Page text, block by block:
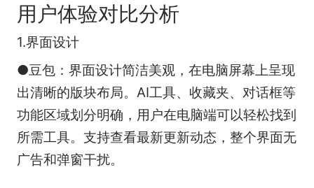
用户体验对比分析​
1.界面设计
●豆包：界面设计简洁美观，在电脑屏幕上呈现
出清晰的版块布局。AI工具、收藏夹、对话框等
功能区域划分明确，用户在电脑端可以轻松找到
所需工具。支持查看最新更新动态，整个界面无
广告和弹窗干扰。​